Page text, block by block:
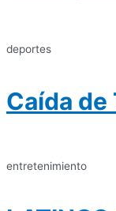
deportes
Caída de
entretenimiento